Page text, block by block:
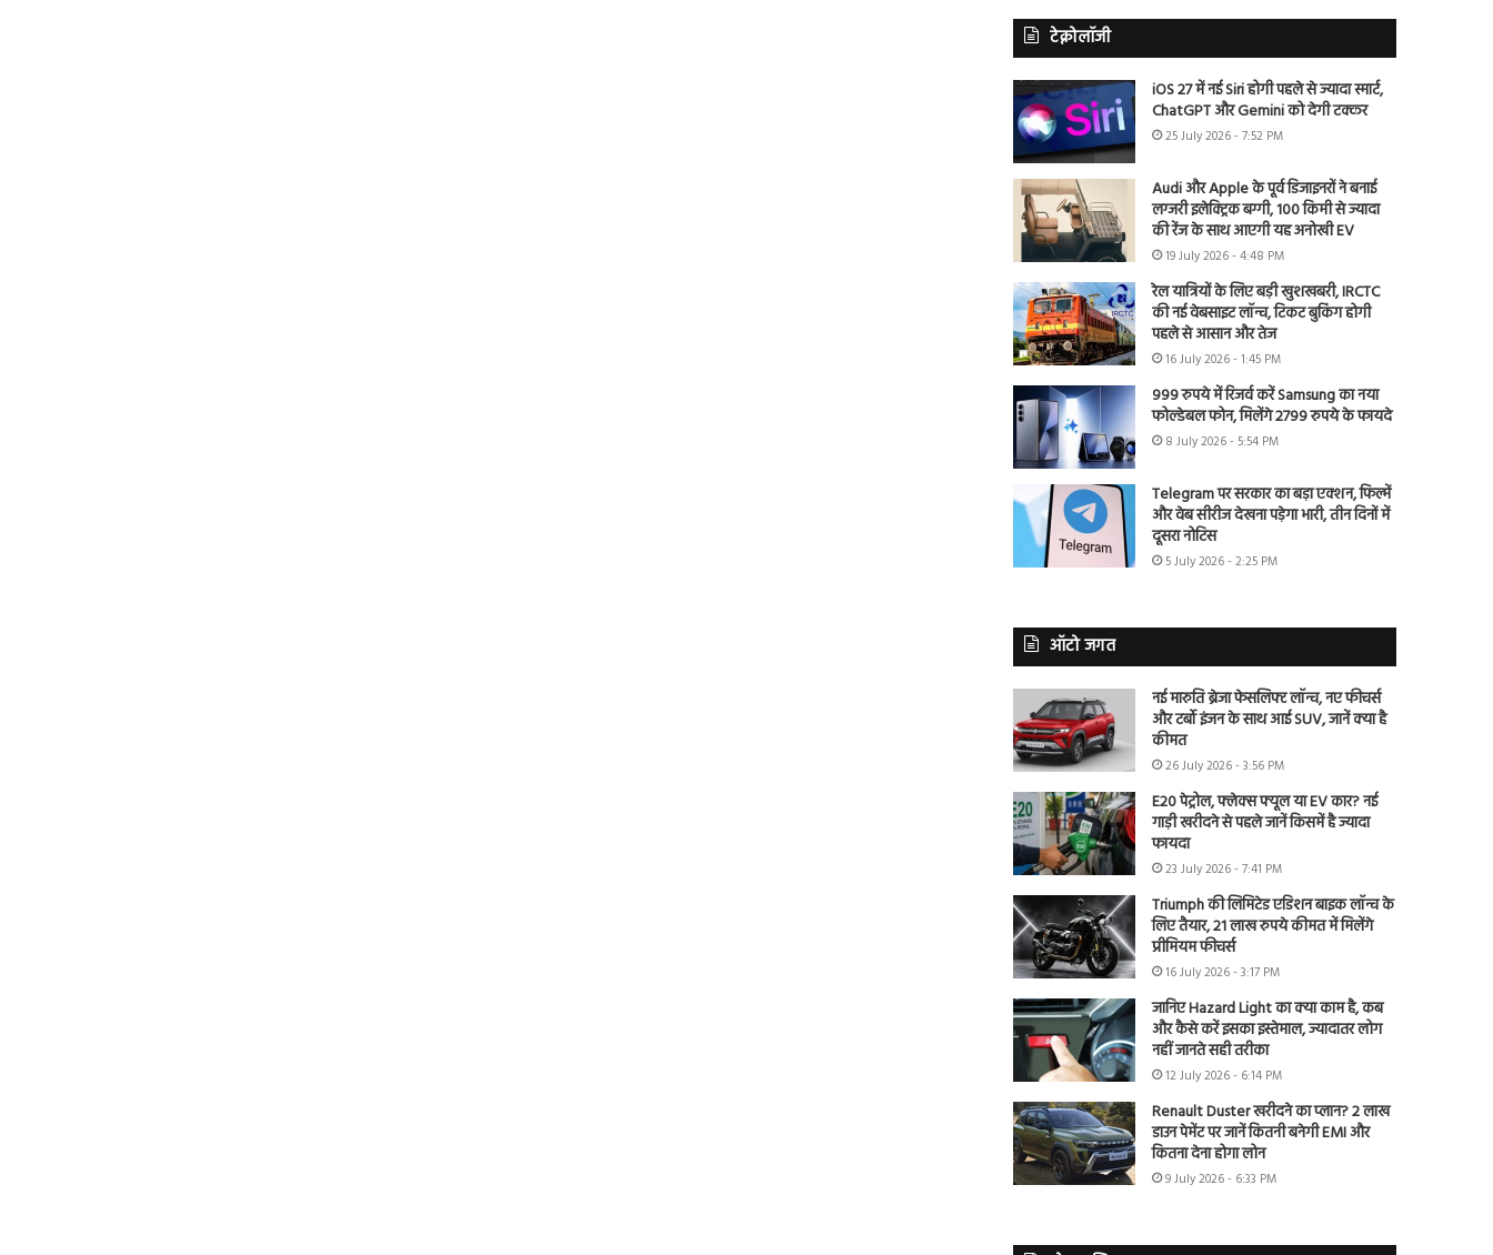
टेक्नोलॉजी
iOS 27 में नई Siri होगी पहले से ज्यादा स्मार्ट,
ChatGPT और Gemini को देगी टक्कर
25 July 2026 - 7:52 PM
Audi और Apple के पूर्व डिजाइनरों ने बनाई
लग्जरी इलेक्ट्रिक बग्गी, 100 किमी से ज्यादा
की रेंज के साथ आएगी यह अनोखी EV
19 July 2026 - 4:48 PM
रेल यात्रियों के लिए बड़ी खुशखबरी, IRCTC
की नई वेबसाइट लॉन्च, टिकट बुकिंग होगी
पहले से आसान और तेज
16 July 2026 - 1:45 PM
999 रुपये में रिजर्व करें Samsung का नया
फोल्डेबल फोन, मिलेंगे 2799 रुपये के फायदे
8 July 2026 - 5:54 PM
Telegram पर सरकार का बड़ा एक्शन, फिल्में
और वेब सीरीज देखना पड़ेगा भारी, तीन दिनों में
दूसरा नोटिस
5 July 2026 - 2:25 PM
ऑटो जगत
नई मारुति ब्रेजा फेसलिफ्ट लॉन्च, नए फीचर्स
और टर्बो इंजन के साथ आई SUV, जानें क्या है
कीमत
26 July 2026 - 3:56 PM
E20 पेट्रोल, फ्लेक्स फ्यूल या EV कार? नई
गाड़ी खरीदने से पहले जानें किसमें है ज्यादा
फायदा
23 July 2026 - 7:41 PM
Triumph की लिमिटेड एडिशन बाइक लॉन्च के
लिए तैयार, 21 लाख रुपये कीमत में मिलेंगे
प्रीमियम फीचर्स
16 July 2026 - 3:17 PM
जानिए Hazard Light का क्या काम है, कब
और कैसे करें इसका इस्तेमाल, ज्यादातर लोग
नहीं जानते सही तरीका
12 July 2026 - 6:14 PM
Renault Duster खरीदने का प्लान? 2 लाख
डाउन पेमेंट पर जानें कितनी बनेगी EMI और
कितना देना होगा लोन
9 July 2026 - 6:33 PM